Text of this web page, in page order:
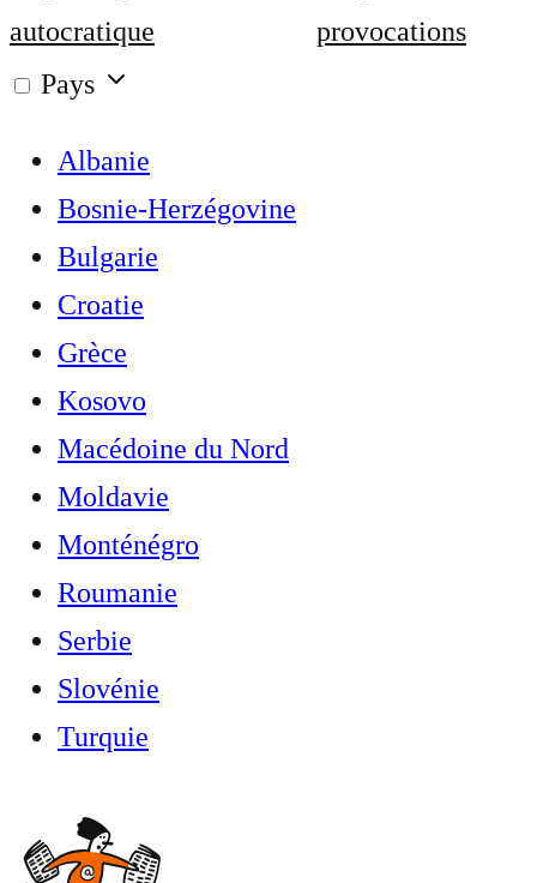
autocratique
provocations
Pays
Albanie
Bosnie-Herzégovine
Bulgarie
Croatie
Grèce
Kosovo
Macédoine du Nord
Moldavie
Monténégro
Roumanie
Serbie
Slovénie
Turquie